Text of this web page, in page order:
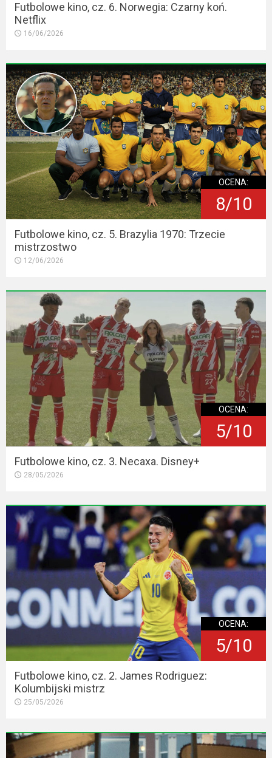
Futbolowe kino, cz. 6. Norwegia: Czarny koń.
Netflix
16/06/2026
OCENA:
8/10
Futbolowe kino, cz. 5. Brazylia 1970: Trzecie
mistrzostwo
12/06/2026
OCENA:
5/10
Futbolowe kino, cz. 3. Necaxa. Disney+
28/05/2026
OCENA:
5/10
Futbolowe kino, cz. 2. James Rodriguez:
Kolumbijski mistrz
25/05/2026